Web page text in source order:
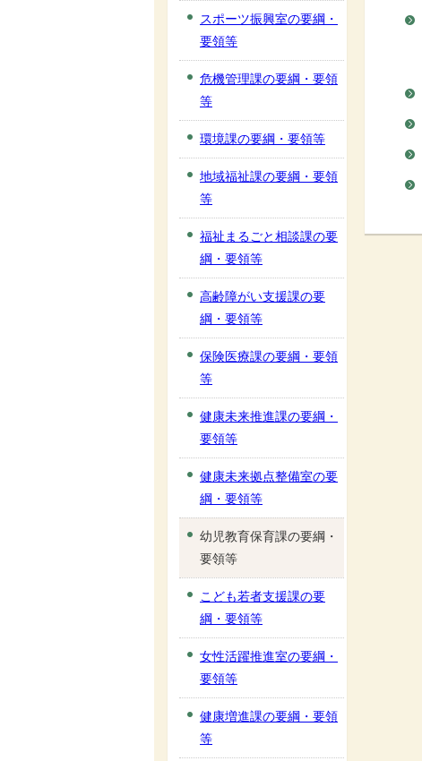
スポーツ振興室の要綱・
要領等
危機管理課の要綱・要領
等
環境課の要綱・要領等
地域福祉課の要綱・要領
等
福祉まるごと相談課の要
綱・要領等
高齢障がい支援課の要
綱・要領等
保険医療課の要綱・要領
等
健康未来推進課の要綱・
要領等
健康未来拠点整備室の要
綱・要領等
幼児教育保育課の要綱・
要領等
こども若者支援課の要
綱・要領等
女性活躍推進室の要綱・
要領等
健康増進課の要綱・要領
等